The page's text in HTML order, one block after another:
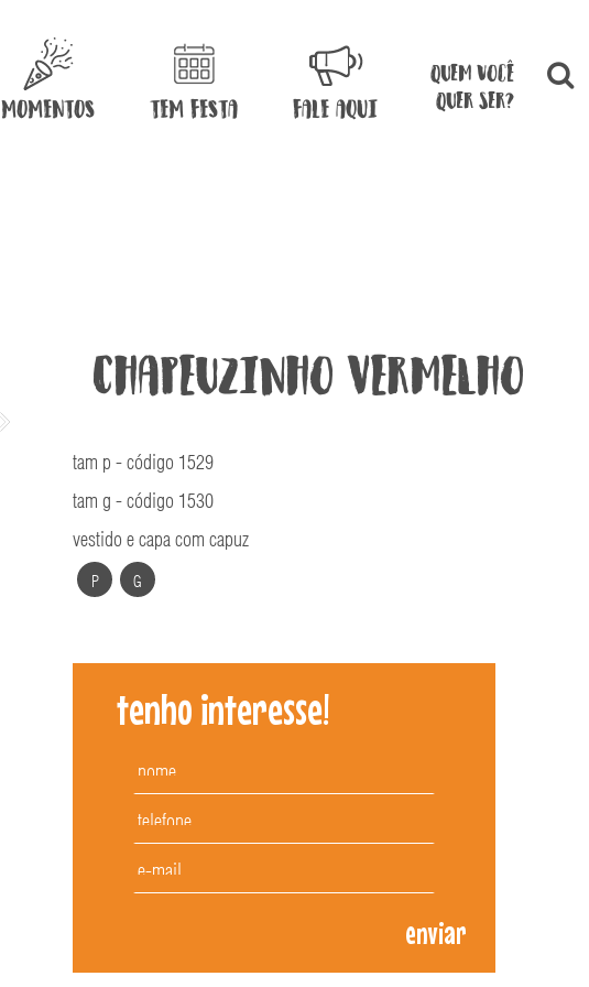
MOMENTOS TEM FESTA FALE AQUI
quem você
quer ser?
Chapeuzinho Vermelho
tam p - código 1529
tam g - código 1530
vestido e capa com capuz
P G
tenho interesse!
enviar